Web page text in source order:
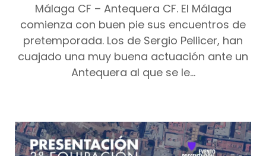
Málaga CF – Antequera CF. El Málaga
comienza con buen pie sus encuentros de
pretemporada. Los de Sergio Pellicer, han
cuajado una muy buena actuación ante un
Antequera al que se le…